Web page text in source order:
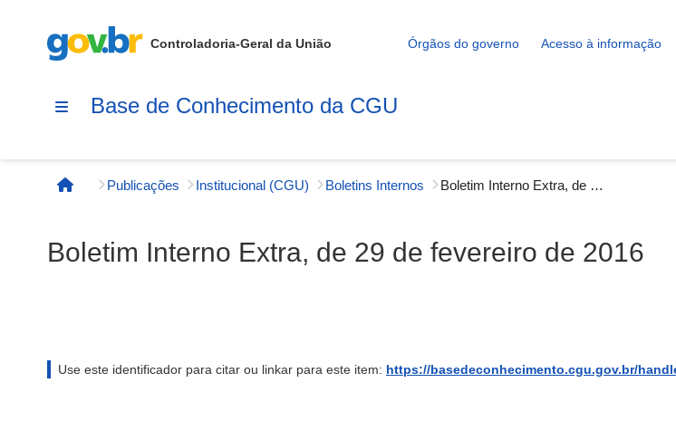
Controladoria-Geral da União Órgãos do governo Acesso à informação
Base de Conhecimento da CGU
Página inicial
Publicações Institucional (CGU) Boletins Internos Boletim Interno Extra, de 29 de fevereiro de 2016
Boletim Interno Extra, de 29 de fevereiro de 2016
Use este identificador para citar ou linkar para este item: https://basedeconhecimento.cgu.gov.br/